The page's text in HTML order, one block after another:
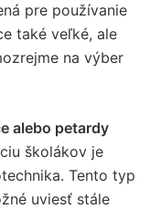
pre používanie
také veľké, ale
na výber
alebo petardy
školákov je
Tento typ
uviesť stále